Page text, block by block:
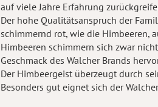
auf viele Jahre Erfahrung
Der hohe Qualitätsanspruch der
schimmernd rot, wie die Himbeeren,
Himbeeren schimmern sich zwar
Geschmack des Walcher Brands
Der Himbeergeist überzeugt durch
Besonders gut eignet sich der